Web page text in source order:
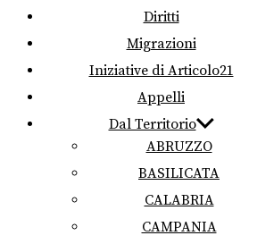
Diritti
Migrazioni
Iniziative di Articolo21
Appelli
Dal Territorio
ABRUZZO
BASILICATA
CALABRIA
CAMPANIA